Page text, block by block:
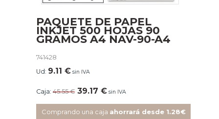
PAQUETE DE PAPEL
INKJET 500 HOJAS 90
GRAMOS A4 NAV-90-A4
741428
Ud: 9.11 € sin IVA
Caja: 45.55€ 39.17 € sin IVA
Comprando una caja ahorrará desde 1.28€